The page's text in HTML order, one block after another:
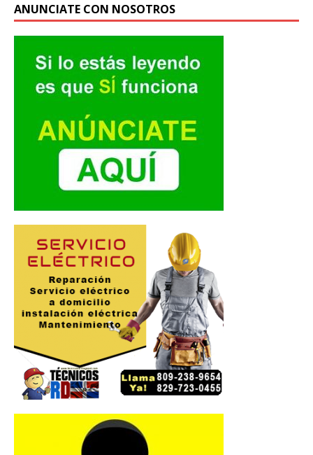
ANUNCIATE CON NOSOTROS